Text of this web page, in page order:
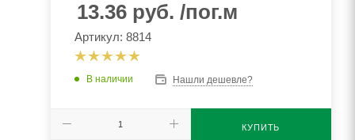
13.36 руб. /пог.м
Артикул: 8814
В наличии Нашли дешевле?
КУПИТЬ